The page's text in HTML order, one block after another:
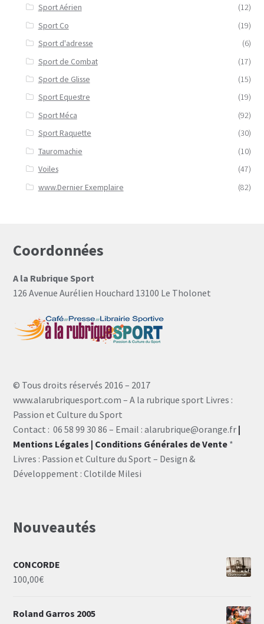
Sport Aérien
(12)
Sport Co
(19)
Sport d'adresse
(6)
Sport de Combat
(17)
Sport de Glisse
(15)
Sport Equestre
(19)
Sport Méca
(92)
Sport Raquette
(30)
Tauromachie
(10)
Voiles
(47)
www.Dernier Exemplaire
(82)
Coordonnées
A la Rubrique Sport
126 Avenue Aurélien Houchard 13100 Le Tholonet
© Tous droits réservés 2016 – 2017
www.alarubriquesport.com – A la rubrique sport Livres :
Passion et Culture du Sport
Contact : 06 58 99 30 86 – Email : alarubrique@orange.fr |
Mentions Légales | Conditions Générales de Vente *
Livres : Passion et Culture du Sport – Design &
Développement : Clotilde Milesi
Nouveautés
CONCORDE
100,00€
Roland Garros 2005